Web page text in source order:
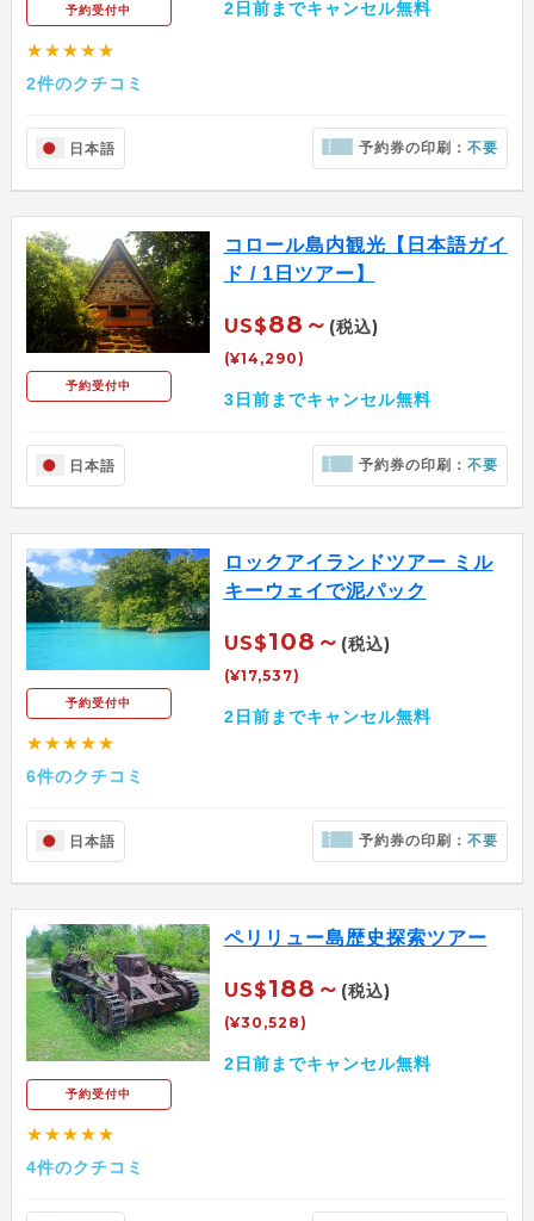
予約受付中
★★★★★
2件のクチコミ
2日前までキャンセル無料
日本語 予約券の印刷：不要
予約受付中
コロール島内観光【日本語ガイ
ド / 1日ツアー】
US$88～ (税込)
(¥14,290)
3日前までキャンセル無料
日本語 予約券の印刷：不要
予約受付中
★★★★★
6件のクチコミ
ロックアイランドツアー ミル
キーウェイで泥パック
US$108～ (税込)
(¥17,537)
2日前までキャンセル無料
日本語 予約券の印刷：不要
予約受付中
★★★★★
4件のクチコミ
ペリリュー島歴史探索ツアー
US$188～ (税込)
(¥30,528)
2日前までキャンセル無料